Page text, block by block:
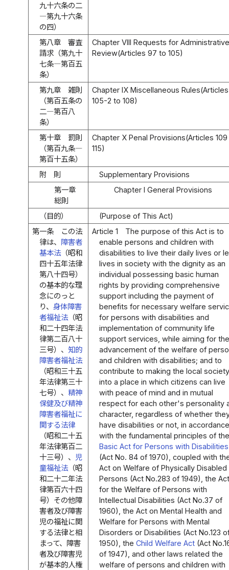
九十六条の二
―第九十六条
の四）
第八章 審査
請求（第九十
七条―第百五
条）
Chapter VIII Requests for Administrative
Review(Articles 97 to 105)
第九章 雑則
（第百五条の
二―第百八
条）
Chapter IX Miscellaneous Rules(Articles
105-2 to 108)
第十章 罰則
（第百九条―
第百十五条）
Chapter X Penal Provisions(Articles
115)
附 則
Supplementary Provisions
第一章
総則
Chapter I General Provisions
（目的）
(Purpose of This Act)
第一条
この法
律は、 障害者
基本法（昭和
四十五年法律
第八十四号）
の基本的な理
念にのっと
り、身体障害
者福祉法（昭
和二十四年法
律第二百八十
三号）、 知的
障害者福祉法
（昭和三十五
年法律第三十
七号）、 精神
保健及び精神
障害者福祉に
関する法律
（昭和二十五
年法律第百二
十三号）、 児
童福祉法（昭
和二十二年法
律第百六十四
号）その他障
害者及び障害
児の福祉に関
する法律と相
まって、障害
者及び障害児
が基本的人権
Article 1
The purpose of this Act is to
enable persons and children with
disabilities to live their daily lives or
lives in society with the dignity as an
individual possessing basic human
rights by providing comprehensive
support including the payment of
benefits for necessary welfare
for persons with disabilities and
implementation of community life
support services, while aiming for
advancement of the welfare of
and children with disabilities; and to
contribute to making the local
into a place in which citizens can live
with peace of mind and in mutual
respect for each other's personality
character, regardless of whether
have disabilities or not, in
with the fundamental principles of
Basic Act for Persons with Disabilities
(Act No. 84 of 1970), coupled with
Act on Welfare of Physically Disabled
Persons (Act No.283 of 1949), the
for the Welfare of Persons with
Intellectual Disabilities (Act No.37 of
1960), the Act on Mental Health and
Welfare for Persons with Mental
Disorders or Disabilities (Act No.123
1950), theChild Welfare Act (Act
of 1947), and other laws related the
welfare of persons and children with